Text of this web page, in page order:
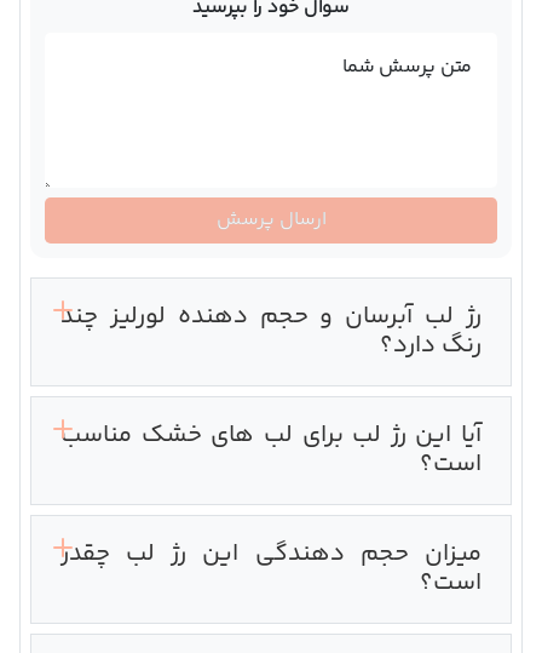
رژ لب آبرسان و حجم دهنده لورلیز چند
رنگ دارد؟
آیا این رژ لب برای لب های خشک مناسب
است؟
میزان حجم دهندگی این رژ لب چقدر
است؟
سوال خود را بپرسید
متن پرسش شما
ارسال پرسش